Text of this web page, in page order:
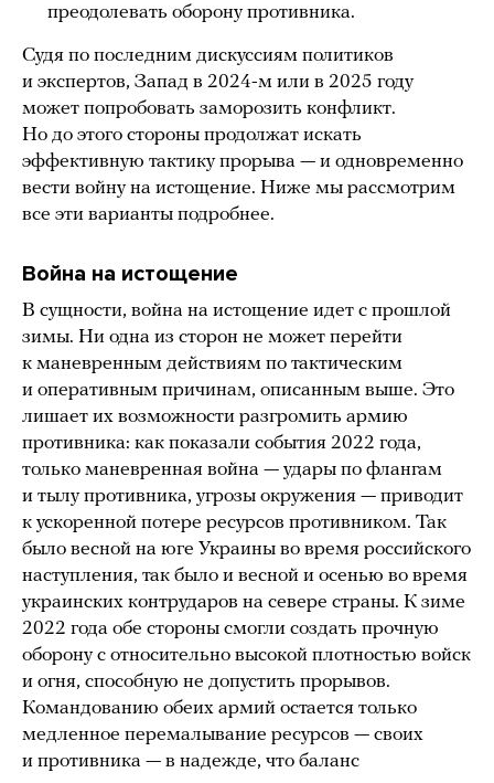
преодолевать оборону противника.
Судя по последним дискуссиям политиков
и экспертов, Запад в 2024-м или в 2025 году
может попробовать заморозить конфликт.
Но до этого стороны продолжат искать
эффективную тактику прорыва — и одновременно
вести войну на истощение. Ниже мы рассмотрим
все эти варианты подробнее.
Война на истощение
В сущности, война на истощение идет с прошлой
зимы. Ни одна из сторон не может перейти
к маневренным действиям по тактическим
и оперативным причинам, описанным выше. Это
лишает их возможности разгромить армию
противника: как показали события 2022 года,
только маневренная война — удары по флангам
и тылу противника, угрозы окружения — приводит
к ускоренной потере ресурсов противником. Так
было весной на юге Украины во время российского
наступления, так было и весной и осенью во время
украинских контрударов на севере страны. К зиме
2022 года обе стороны смогли создать прочную
оборону с относительно высокой плотностью войск
и огня, способную не допустить прорывов.
Командованию обеих армий остается только
медленное перемалывание ресурсов — своих
и противника — в надежде, что баланс